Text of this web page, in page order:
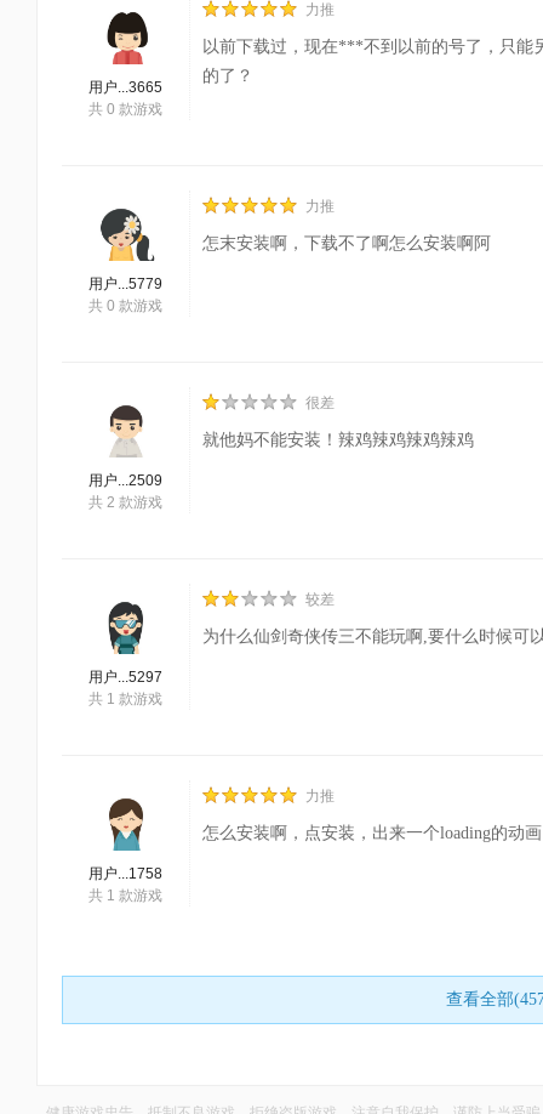
用户...3665
共 0 款游戏
力推
以前下载过，现在***不到以前的号了，只能
的了？
用户...5779
共 0 款游戏
力推
怎末安装啊，下载不了啊怎么安装啊阿
用户...2509
共 2 款游戏
很差
就他妈不能安装！辣鸡辣鸡辣鸡辣鸡
用户...5297
共 1 款游戏
较差
为什么仙剑奇侠传三不能玩啊,要什么时候可
用户...1758
共 1 款游戏
力推
怎么安装啊，点安装，出来一个loading的动
查看全部